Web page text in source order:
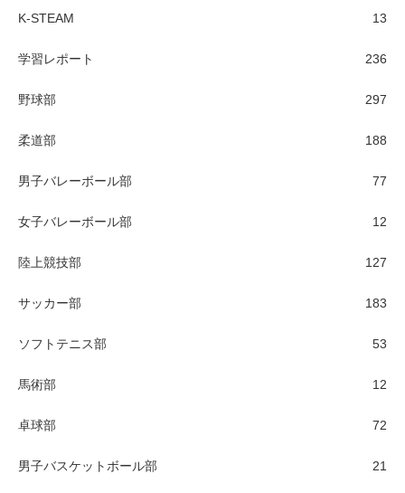
K-STEAM 13
学習レポート 236
野球部 297
柔道部 188
男子バレーボール部 77
女子バレーボール部 12
陸上競技部 127
サッカー部 183
ソフトテニス部 53
馬術部 12
卓球部 72
男子バスケットボール部 21